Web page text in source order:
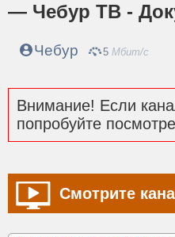
— Чебур ТВ -
Чебур 5 Мбит/с
Внимание! Если
попробуйте
Смотрите